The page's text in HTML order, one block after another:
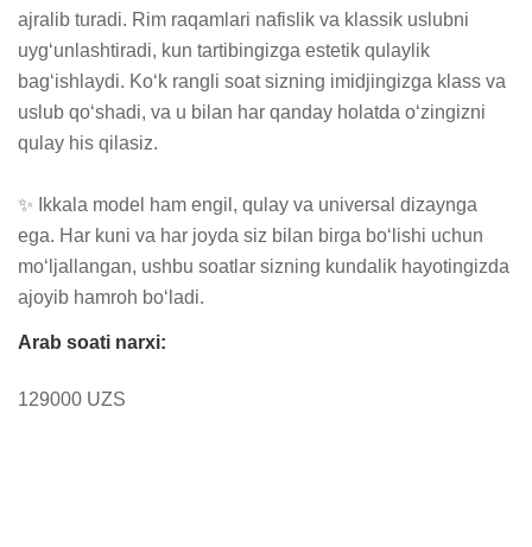
ajralib turadi. Rim raqamlari nafislik va klassik uslubni
uyg‘unlashtiradi, kun tartibingizga estetik qulaylik
bag‘ishlaydi. Ko‘k rangli soat sizning imidjingizga klass va
uslub qo‘shadi, va u bilan har qanday holatda o‘zingizni
qulay his qilasiz.
✨ Ikkala model ham engil, qulay va universal dizaynga
ega. Har kuni va har joyda siz bilan birga bo‘lishi uchun
mo‘ljallangan, ushbu soatlar sizning kundalik hayotingizda
ajoyib hamroh bo‘ladi.
Arab soati narxi:
129000 UZS